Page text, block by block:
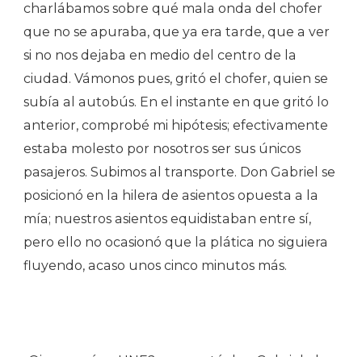
charlábamos sobre qué mala onda del chofer
que no se apuraba, que ya era tarde, que a ver
si no nos dejaba en medio del centro de la
ciudad. Vámonos pues, gritó el chofer, quien se
subía al autobús. En el instante en que gritó lo
anterior, comprobé mi hipótesis; efectivamente
estaba molesto por nosotros ser sus únicos
pasajeros. Subimos al transporte. Don Gabriel se
posicionó en la hilera de asientos opuesta a la
mía; nuestros asientos equidistaban entre sí,
pero ello no ocasionó que la plática no siguiera
fluyendo, acaso unos cinco minutos más.